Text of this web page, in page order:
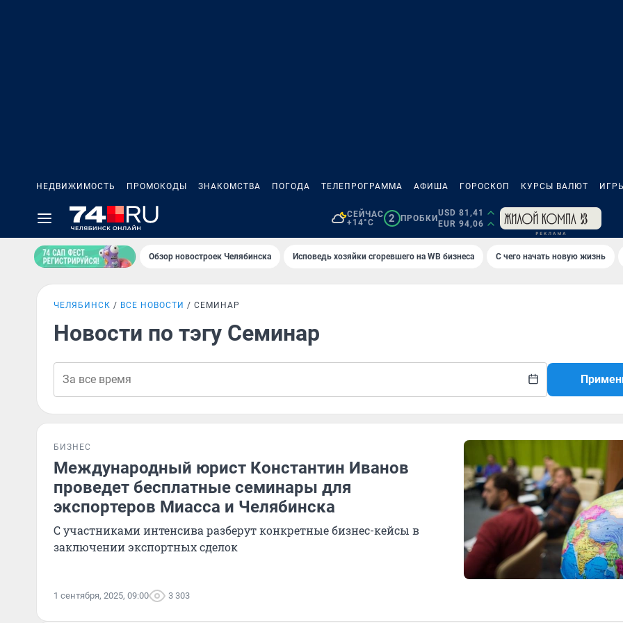
НЕДВИЖИМОСТЬ ПРОМОКОДЫ ЗНАКОМСТВА ПОГОДА ТЕЛЕПРОГРАММА АФИША ГОРОСКОП КУРСЫ ВАЛЮТ
СЕЙЧАС
+14°C
2 ПРОБКИ
USD 81,41
EUR 94,06
Обзор новостроек Челябинска Исповедь хозяйки сгоревшего на WB бизнеса С чего начать новую жизнь
ЧЕЛЯБИНСК ВСЕ НОВОСТИ СЕМИНАР
Новости по тэгу Семинар
БИЗНЕС
Международный юрист Константин Иванов
проведет бесплатные семинары для
экспортеров Миасса и Челябинска
С участниками интенсива разберут конкретные бизнес-кейсы в
заключении экспортных сделок
1 сентября, 2025, 09:00 3 303